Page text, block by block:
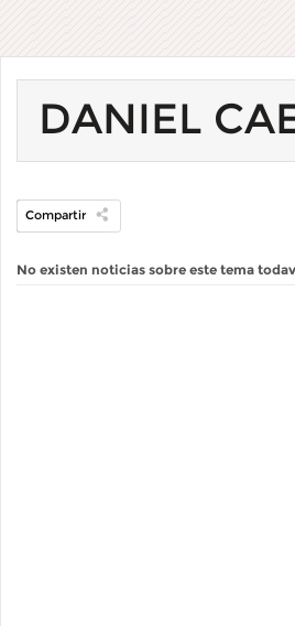
DANIEL
Compartir
No existen noticias sobre este tema